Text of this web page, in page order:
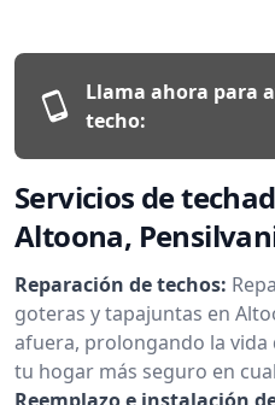
Llama ahora para
techo:
Servicios de
Altoona,
Reparación de techos:
goteras y tapajuntas en
afuera, prolongando la
tu hogar más seguro en